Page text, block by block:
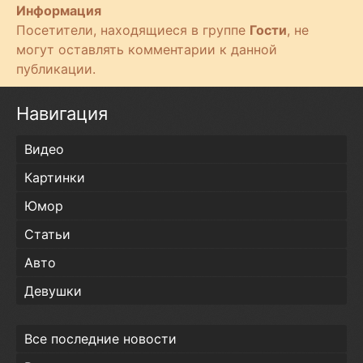
Информация
Посетители, находящиеся в группе Гости, не
могут оставлять комментарии к данной
публикации.
Навигация
Видео
Картинки
Юмор
Статьи
Авто
Девушки
Все последние новости